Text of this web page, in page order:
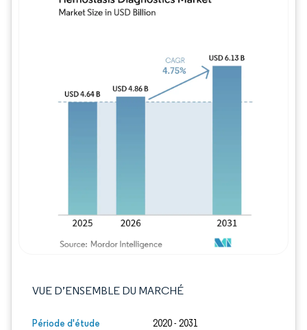
VUE D’ENSEMBLE DU MARCHÉ
Période d'étude 2020 - 2031